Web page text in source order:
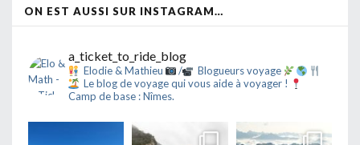
ON EST AUSSI SUR INSTAGRAM…
a_ticket_to_ride_blog
Elodie & Mathieu /
Blogueurs voyage
Le blog de voyage qui vous aide à voyager !
Camp de base : Nîmes.